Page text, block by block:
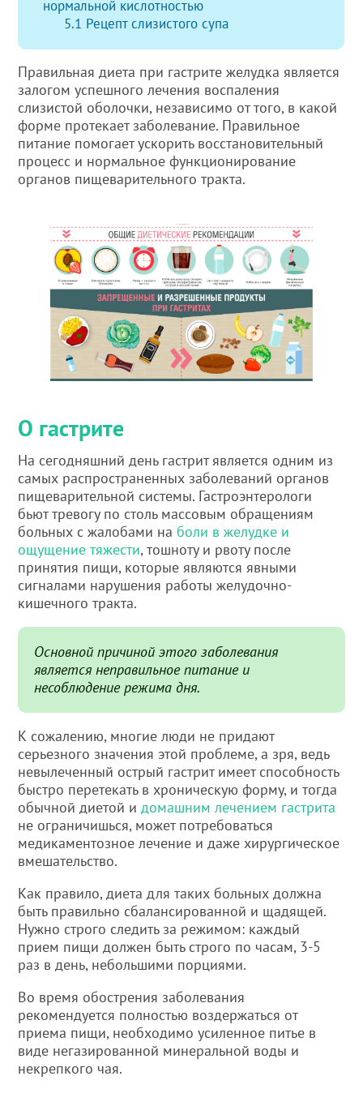
нормальной кислотностью
5.1 Рецепт слизистого супа
Правильная диета при гастрите желудка является
залогом успешного лечения воспаления
слизистой оболочки, независимо от того, в какой
форме протекает заболевание. Правильное
питание помогает ускорить восстановительный
процесс и нормальное функционирование
органов пищеварительного тракта.
О гастрите
На сегодняшний день гастрит является одним из
самых распространенных заболеваний органов
пищеварительной системы. Гастроэнтерологи
бьют тревогу по столь массовым обращениям
больных с жалобами наболи в желудке и
ощущение тяжести, тошноту и рвоту после
принятия пищи, которые являются явными
сигналами нарушения работы желудочно-
кишечного тракта.
Основной причиной этого заболевания
является неправильное питание и
несоблюдение режима дня.
К сожалению, многие люди не придают
серьезного значения этой проблеме, а зря, ведь
невылеченный острый гастрит имеет способность
быстро перетекать в хроническую форму, и тогда
обычной диетой и домашним лечением гастрита
не ограничишься, может потребоваться
медикаментозное лечение и даже хирургическое
вмешательство.
Как правило, диета для таких больных должна
быть правильно сбалансированной и щадящей.
Нужно строго следить за режимом: каждый
прием пищи должен быть строго по часам, 3-5
раз в день, небольшими порциями.
Во время обострения заболевания
рекомендуется полностью воздержаться от
приема пищи, необходимо усиленное питье в
виде негазированной минеральной воды и
некрепкого чая.